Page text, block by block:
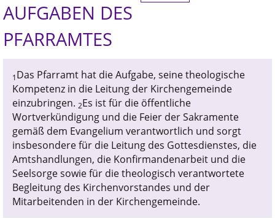
AUFGABEN DES
PFARRAMTES
1Das Pfarramt hat die Aufgabe, seine theologische
Kompetenz in die Leitung der Kirchengemeinde
einzubringen. 2Es ist für die öffentliche
Wortverkündigung und die Feier der Sakramente
gemäß dem Evangelium verantwortlich und sorgt
insbesondere für die Leitung des Gottesdienstes, die
Amtshandlungen, die Konfirmandenarbeit und die
Seelsorge sowie für die theologisch verantwortete
Begleitung des Kirchenvorstandes und der
Mitarbeitenden in der Kirchengemeinde.